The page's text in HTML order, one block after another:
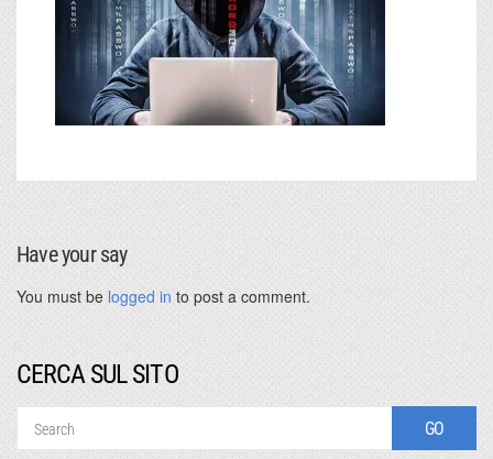
Have your say
You must be logged in to post a comment.
CERCA SUL SITO